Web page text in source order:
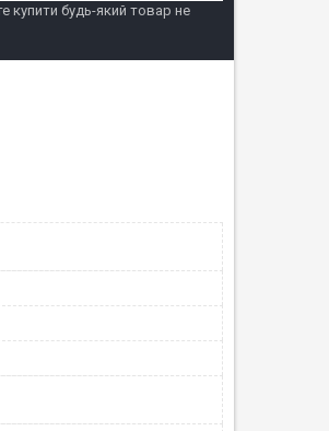
купити будь-який товар не